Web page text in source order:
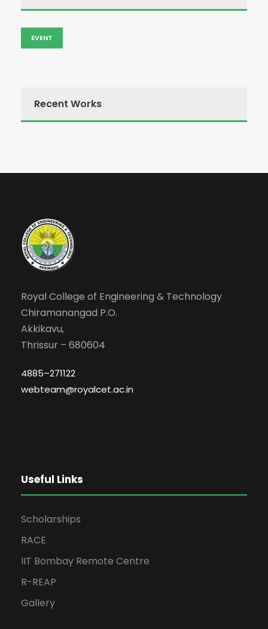
EVENT
Recent Works
Royal College of Engineering & Technology
Chiramanangad P.O.
Akkikavu,
Thrissur – 680604
4885–271122
webteam@royalcet.ac.in
Useful Links
Scholarships
RACE
IIT Bombay Remote Centre
R-REAP
Gallery